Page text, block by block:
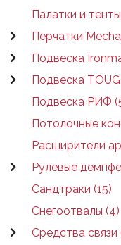
Палатки и
Перчатки
Подвеска
Подвеска
Подвеска РИФ
Потолочные
Расширители
Рулевые
Сандтраки (15)
Снегоотвалы (4)
Средства связи